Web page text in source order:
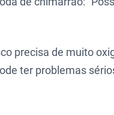
precisa de muito
ter problemas